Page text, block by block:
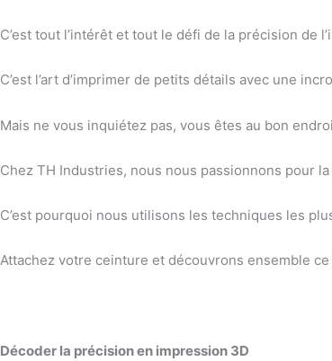
C’est tout l’intérêt et tout le défi de la précision de
C’est l’art d’imprimer de petits détails avec une
Mais ne vous inquiétez pas, vous êtes au bon
Chez TH Industries, nous nous passionnons pour
C’est pourquoi nous utilisons les techniques les
Attachez votre ceinture et découvrons ensemble
Décoder la précision en impression 3D